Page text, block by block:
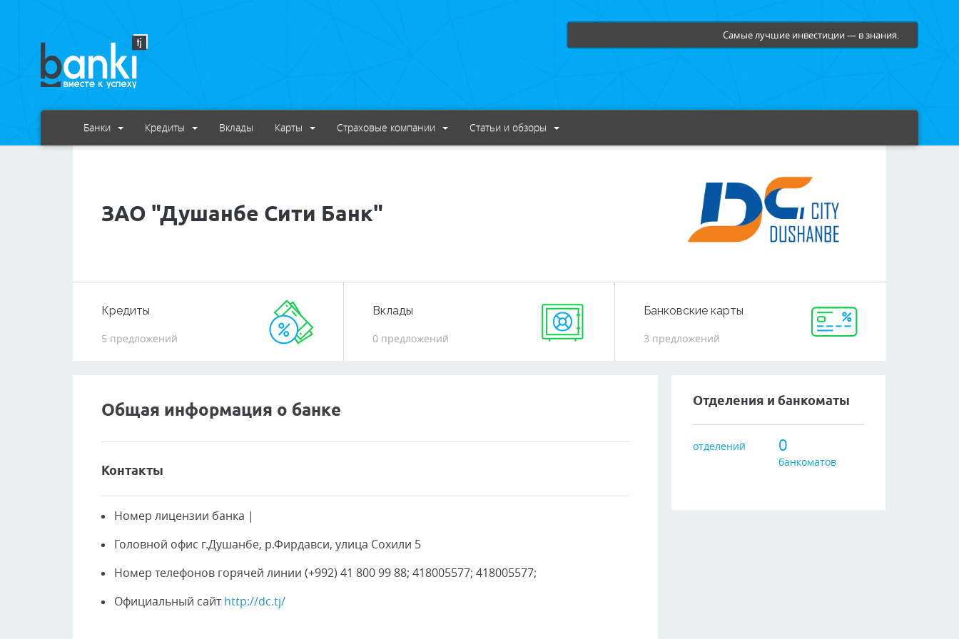
Самые лучшие инвестиции — в знания.
Банки Кредиты Вклады Карты Страховые компании Статьи и обзоры
ЗАО "Душанбе Сити Банк"
Кредиты
5 предложений
Вклады
0 предложений
Банковские карты
3 предложений
Общая информация о банке
Контакты
Номер лицензии банка |
Головной офис г.Душанбе, р.Фирдавси, улица Сохили 5
Номер телефонов горячей линии (+992) 41 800 99 88; 418005577; 418005577;
Официальный сайтhttp://dc.tj/
Отделения и банкоматы
отделений 0
банкоматов